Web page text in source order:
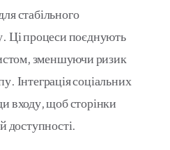
стабільного
Ці процеси поєднують
зменшуючи ризик
Інтеграція соціальних
входу, щоб сторінки
доступності.